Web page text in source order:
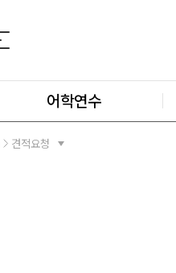
어학연수
견적요청